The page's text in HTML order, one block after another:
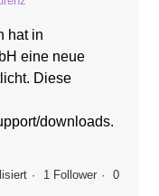
hat in
eine neue
Diese
downloads.
1 Follower
0